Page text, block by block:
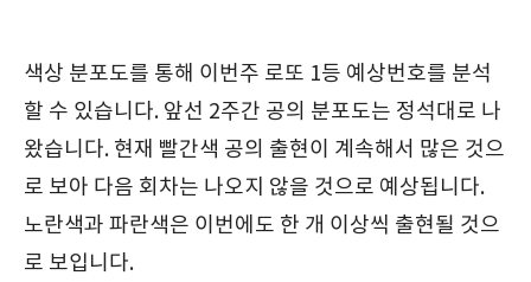
색상 분포도를 통해 이번주 로또 1등 예상번호를 분석
할 수 있습니다. 앞선 2주간 공의 분포도는 정석대로 나
왔습니다. 현재 빨간색 공의 출현이 계속해서 많은 것으
로 보아 다음 회차는 나오지 않을 것으로 예상됩니다.
노란색과 파란색은 이번에도 한 개 이상씩 출현될 것으
로 보입니다.